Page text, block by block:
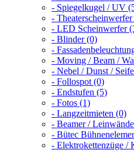
- Spiegelkugel / UV
-
- LED Scheinwerfer
- Blinder (0)
-
- Moving / Beam /
- Nebel / Dunst /
- Follospot (0)
- Endstufen (5)
- Fotos (1)
- Langzeitmieten (0)
- Beamer /
- Bütec
- Elektrokettenzüge /